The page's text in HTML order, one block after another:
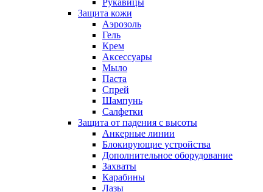
Рукавицы
Защита кожи
Аэрозоль
Гель
Крем
Аксессуары
Мыло
Паста
Спрей
Шампунь
Салфетки
Защита от падения с высоты
Анкерные линии
Блокирующие устройства
Дополнительное оборудование
Захваты
Карабины
Лазы